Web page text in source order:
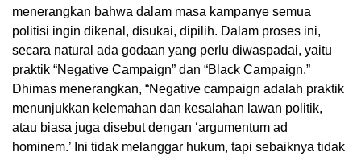
menerangkan bahwa dalam masa kampanye semua
politisi ingin dikenal, disukai, dipilih. Dalam proses ini,
secara natural ada godaan yang perlu diwaspadai, yaitu
praktik “Negative Campaign” dan “Black Campaign.”
Dhimas menerangkan, “Negative campaign adalah praktik
menunjukkan kelemahan dan kesalahan lawan politik,
atau biasa juga disebut dengan ‘argumentum ad
hominem.’ Ini tidak melanggar hukum, tapi sebaiknya tidak